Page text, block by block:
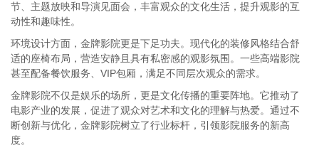
节、主题放映和导演见面会，丰富观众的文化生活，提升观影的互
动性和趣味性。
环境设计方面，金牌影院更是下足功夫。现代化的装修风格结合舒
适的座椅布局，营造安静且具有私密感的观影氛围。一些高端影院
甚至配备餐饮服务、VIP包厢，满足不同层次观众的需求。
金牌影院不仅是娱乐的场所，更是文化传播的重要阵地。它推动了
电影产业的发展，促进了观众对艺术和文化的理解与热爱。通过不
断创新与优化，金牌影院树立了行业标杆，引领影院服务的新高
度。